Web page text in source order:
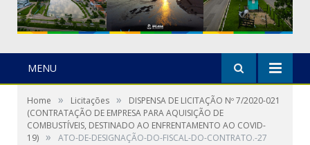
MENU
Home » Licitações »
DISPENSA DE LICITAÇÃO Nº 7/2020-021
(CONTRATAÇÃO DE EMPRESA PARA AQUISIÇÃO DE
COMBUSTÍVEIS, DESTINADO AO ENFRENTAMENTO AO COVID-
19) » ATO-DE-DESIGNAÇÃO-DO-FISCAL-DO-CONTRATO.-27